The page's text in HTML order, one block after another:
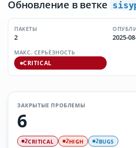
Обновление в ветке
ПАКЕТЫ
2 2025-
МАКС. СЕРЬЁЗНОСТЬ
CRITICAL
ЗАКРЫТЫЕ ПРОБЛЕМЫ
6
2CRITICAL 2HIGH 2BUGS